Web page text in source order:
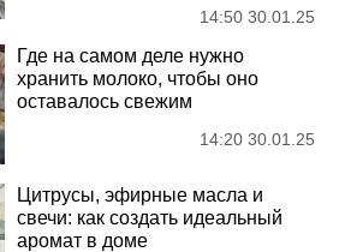
14:50 30.01.25
Где на самом деле нужно
хранить молоко, чтобы оно
оставалось свежим
14:20 30.01.25
Цитрусы, эфирные масла и
свечи: как создать идеальный
аромат в доме